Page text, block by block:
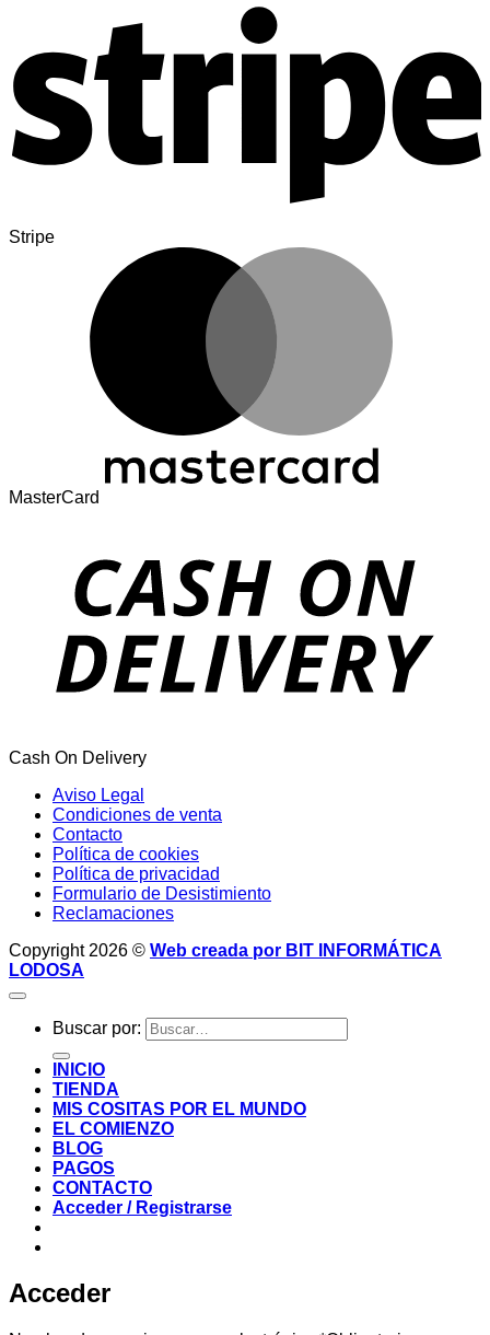
Stripe
MasterCard
Cash On Delivery
Aviso Legal
Condiciones de venta
Contacto
Política de cookies
Política de privacidad
Formulario de Desistimiento
Reclamaciones
Copyright 2026 © Web creada por BIT INFORMÁTICA
LODOSA
Buscar por:
INICIO
TIENDA
MIS COSITAS POR EL MUNDO
EL COMIENZO
BLOG
PAGOS
CONTACTO
Acceder / Registrarse
Acceder